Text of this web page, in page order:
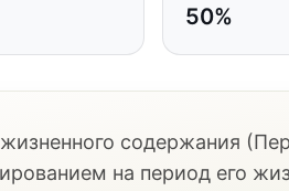
50%
содержания
на период его